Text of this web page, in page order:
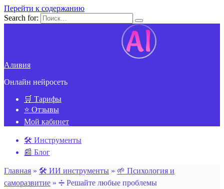
Перейти к содержанию
Search for:
Аливия
Онлайн нейросеть
🛒 Тарифы
⭐ Отзывы
Мой кабинет
🛠️ Инструменты
📰 Блог
Главная » 🛠️ ИИ инструменты » 🌱 Психология и
cаморазвитие » ➗ Решайте любые проблемы